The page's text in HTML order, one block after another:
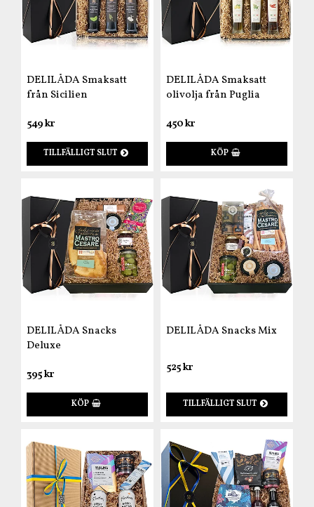
DELILÅDA Smaksatt
från Sicilien
549 kr
TILLFÄLLIGT SLUT
DELILÅDA Smaksatt
olivolja från Puglia
450 kr
KÖP
DELILÅDA Snacks
Deluxe
395 kr
KÖP
DELILÅDA Snacks Mix
525 kr
TILLFÄLLIGT SLUT